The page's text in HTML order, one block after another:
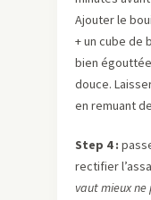
Ajouter le
+ un cube de
bien
douce.
en remuant
Step 4 :
rectifier
vaut mieux